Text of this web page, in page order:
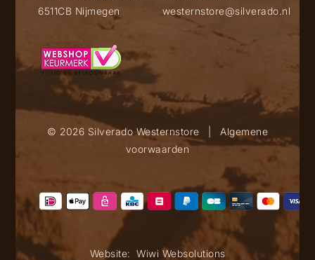
6511CB Nijmegen
westernstore@silverado.nl
© 2026 Silverado Westernstore
Algemene
voorwaarden
Website: Wiwi Websolutions